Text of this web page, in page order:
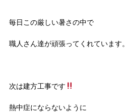
毎日この厳しい暑さの中で
職人さん達が頑張ってくれています。
次は建方工事です
熱中症にならないように